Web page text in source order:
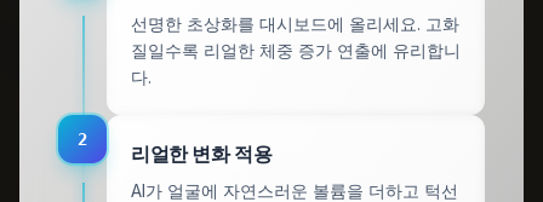
선명한 초상화를 대시보드에 올리세요. 고화
질일수록 리얼한 체중 증가 연출에 유리합니
다.
2
리얼한 변화 적용
AI가 얼굴에 자연스러운 볼륨을 더하고 턱선